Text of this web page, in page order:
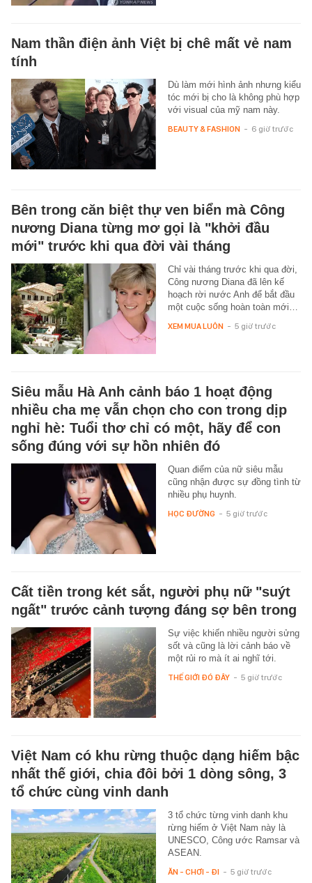
Nam thần điện ảnh Việt bị chê mất vẻ nam
tính
Dù làm mới hình ảnh nhưng kiểu
tóc mới bị cho là không phù hợp
với visual của mỹ nam này.
BEAUTY & FASHION - 6 giờ trước
Bên trong căn biệt thự ven biển mà Công
nương Diana từng mơ gọi là "khởi đầu
mới" trước khi qua đời vài tháng
Chỉ vài tháng trước khi qua đời,
Công nương Diana đã lên kế
hoạch rời nước Anh để bắt đầu
một cuộc sống hoàn toàn mới…
XEM MUA LUÔN - 5 giờ trước
Siêu mẫu Hà Anh cảnh báo 1 hoạt động
nhiều cha mẹ vẫn chọn cho con trong dịp
nghỉ hè: Tuổi thơ chỉ có một, hãy để con
sống đúng với sự hồn nhiên đó
Quan điểm của nữ siêu mẫu
cũng nhận được sự đồng tình từ
nhiều phụ huynh.
HỌC ĐƯỜNG - 5 giờ trước
Cất tiền trong két sắt, người phụ nữ "suýt
ngất" trước cảnh tượng đáng sợ bên trong
Sự việc khiến nhiều người sửng
sốt và cũng là lời cảnh báo về
một rủi ro mà ít ai nghĩ tới.
THẾ GIỚI ĐÓ ĐÂY - 5 giờ trước
Việt Nam có khu rừng thuộc dạng hiếm bậc
nhất thế giới, chia đôi bởi 1 dòng sông, 3
tổ chức cùng vinh danh
3 tổ chức từng vinh danh khu
rừng hiếm ở Việt Nam này là
UNESCO, Công ước Ramsar và
ASEAN.
ĂN - CHƠI - ĐI - 5 giờ trước